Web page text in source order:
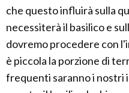
che questo influirà sulla
necessiterà il basilico e
dovremo procedere con
è piccola la porzione di
frequenti saranno i nostri